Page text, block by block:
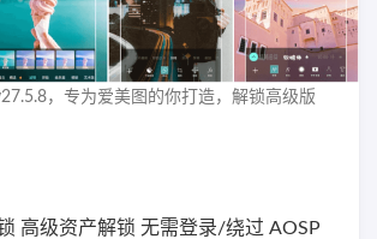
，专为爱美图的你打造，解锁高级版
高级资产解锁 无需登录/绕过 AOSP